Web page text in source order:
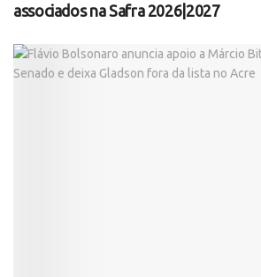
associados na Safra 2026|2027